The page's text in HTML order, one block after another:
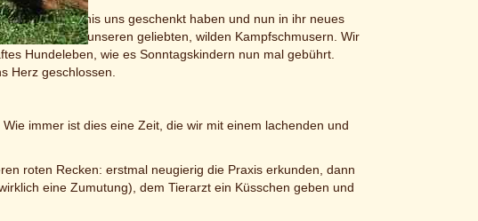
dass die Minis uns geschenkt haben und nun in ihr neues
der von unseren geliebten, wilden Kampfschmusern. Wir
Hundeleben, wie es Sonntagskindern nun mal gebührt.
Herz geschlossen.
immer ist dies eine Zeit, die wir mit einem lachenden und
roten Recken: erstmal neugierig die Praxis erkunden, dann
eine Zumutung), dem Tierarzt ein Küsschen geben und